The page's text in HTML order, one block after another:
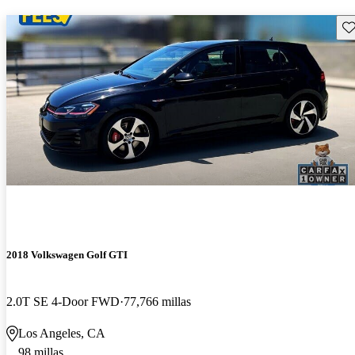
2018 Volkswagen Golf GTI
2.0T SE 4-Door FWD 77,766 millas
Los Angeles, CA